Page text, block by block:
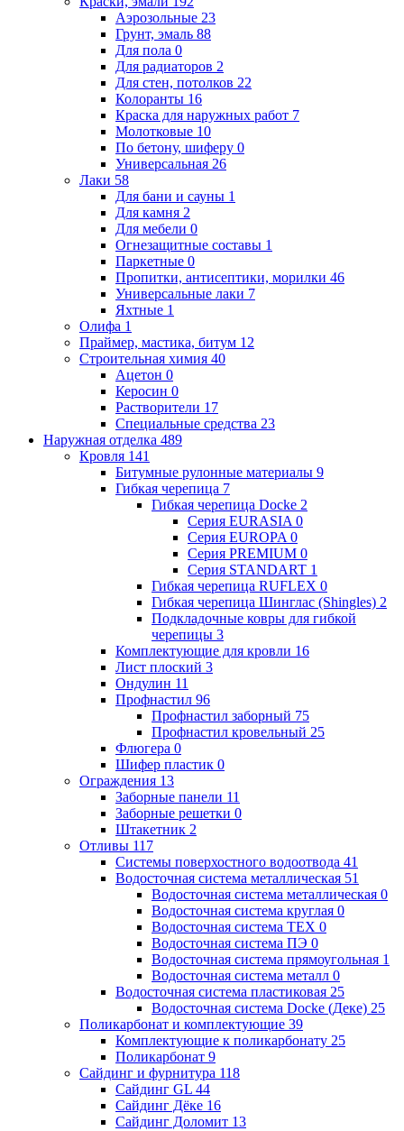
Аэрозольные 23
Грунт, эмаль 88
Для пола 0
Для радиаторов 2
Для стен, потолков 22
Колоранты 16
Краска для наружных работ 7
Молотковые 10
По бетону, шиферу 0
Универсальная 26
Лаки 58
Для бани и сауны 1
Для камня 2
Для мебели 0
Огнезащитные составы 1
Паркетные 0
Пропитки, антисептики, морилки 46
Универсальные лаки 7
Яхтные 1
Олифа 1
Праймер, мастика, битум 12
Строительная химия 40
Ацетон 0
Керосин 0
Растворители 17
Специальные средства 23
Наружная отделка 489
Кровля 141
Битумные рулонные материалы 9
Гибкая черепица 7
Гибкая черепица Docke 2
Серия EURASIA 0
Серия EUROPA 0
Серия PREMIUM 0
Серия STANDART 1
Гибкая черепица RUFLEX 0
Гибкая черепица Шинглас (Shingles) 2
Подкладочные ковры для гибкой
черепицы 3
Комплектующие для кровли 16
Лист плоский 3
Ондулин 11
Профнастил 96
Профнастил заборный 75
Профнастил кровельный 25
Флюгера 0
Шифер пластик 0
Ограждения 13
Заборные панели 11
Заборные решетки 0
Штакетник 2
Отливы 117
Системы поверхостного водоотвода 41
Водосточная система металлическая 51
Водосточная система металлическая 0
Водосточная система круглая 0
Водосточная система ТЕХ 0
Водосточная система ПЭ 0
Водосточная система прямоугольная 1
Водосточная система металл 0
Водосточная система пластиковая 25
Водосточная система Docke (Деке) 25
Поликарбонат и комплектующие 39
Комплектующие к поликарбонату 25
Поликарбонат 9
Сайдинг и фурнитура 118
Сайдинг GL 44
Сайдинг Дёке 16
Сайдинг Доломит 13